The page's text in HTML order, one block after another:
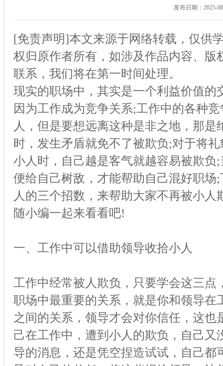
发布日期：2025-
[免责声明]本文来源于网络转载，仅供
权归原作者所有，如涉及作品内容、版
联系，我们将在第一时间处理。
现实的职场中，其实是一个利益价值
因为工作成为竞争关系;工作中的各种
人，但是要想远离这种是非之地，那
时，发生矛盾就免不了被欺负;对于将
小人时，自己越是客气就越容易被欺
便给自己树敌，才能帮助自己混好职
人的三个招数，来帮助大家不再被小
随小编一起来看看吧!
一、工作中可以借助领导收拾小人
工作中经常被人欺负，只要学会这三点
职场中最重要的关系，就是你和领导
之间的关系，领导才会对你信任，这
己在工作中，遭到小人的欺负，自己
导的消息，还是凭空捏造试试，自己